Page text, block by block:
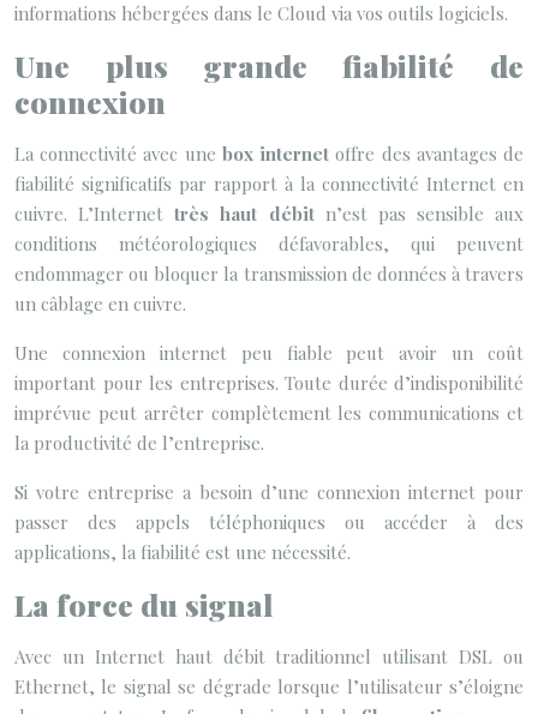
informations hébergées dans le Cloud via vos outils logiciels.
Une plus grande fiabilité de
connexion
La connectivité avec une box internetoffre des avantages de
fiabilité significatifs par rapport à la connectivité Internet en
cuivre. L’Internettrès haut débitn’est pas sensible aux
conditions météorologiques défavorables, qui peuvent
endommager ou bloquer la transmission de données à travers
un câblage en cuivre.
Une connexion internet peu fiable peut avoir un coût
important pour les entreprises. Toute durée d’indisponibilité
imprévue peut arrêter complètement les communications et
la productivité de l’entreprise.
Si votre entreprise a besoin d’une connexion internet pour
passer des appels téléphoniques ou accéder à des
applications, la fiabilité est une nécessité.
La force du signal
Avec un Internet haut débit traditionnel utilisant DSL ou
Ethernet, le signal se dégrade lorsque l’utilisateur s’éloigne